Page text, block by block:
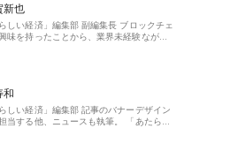
新也
らしい経済」編集部 副編集長 ブロックチェ
味を持ったことから、業界未経験なが…
和
らしい経済」編集部 記事のバナーデザイン
当する他、ニュースも執筆。 「あたら…